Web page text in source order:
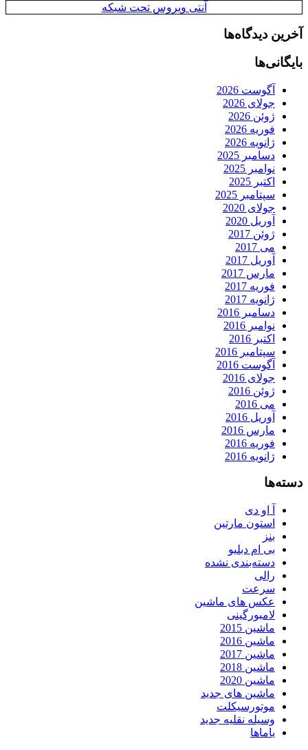
آنتی ویروس تحت شبکه
آخرین دیدگاه‌ها
بایگانی‌ها
آگوست 2026
جولای 2026
ژوئن 2026
فوریه 2026
ژانویه 2026
دسامبر 2025
نوامبر 2025
اکتبر 2025
سپتامبر 2025
جولای 2020
آوریل 2020
ژوئن 2017
می 2017
آوریل 2017
مارس 2017
فوریه 2017
ژانویه 2017
دسامبر 2016
نوامبر 2016
اکتبر 2016
سپتامبر 2016
آگوست 2016
جولای 2016
ژوئن 2016
می 2016
آوریل 2016
مارس 2016
فوریه 2016
ژانویه 2016
دسته‌ها
آ او دی
استون مارتین
بنز
بی ام دبلیو
دسته‌بندی نشده
رالی
سرعت
عکس های ماشین
لامبورگینی
ماشین 2015
ماشین 2016
ماشین 2017
ماشین 2018
ماشین 2020
ماشین های جدید
موتورسیکلت
وسیله نقلیه جدید
یاماها